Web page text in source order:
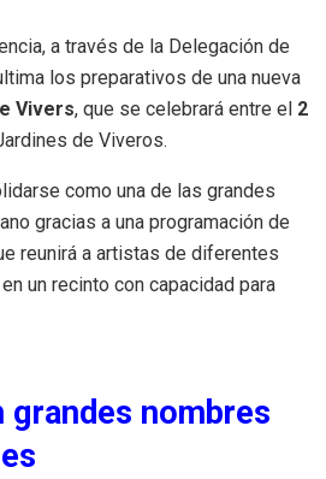
a través de la Delegación de
los preparativos de una nueva
Vivers, que se celebrará entre el 2
de Viveros.
como una de las grandes
gracias a una programación de
reunirá a artistas de diferentes
un recinto con capacidad para
grandes nombres